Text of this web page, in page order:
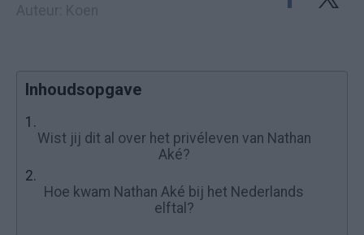
Inhoudsopgave
1.
Wist jij dit al over het privéleven van Nathan
Aké?
2.
Hoe kwam Nathan Aké bij het Nederlands
elftal?